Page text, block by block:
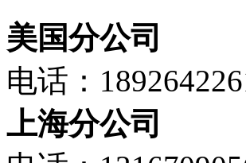
美国分公司
电话：
上海分公司